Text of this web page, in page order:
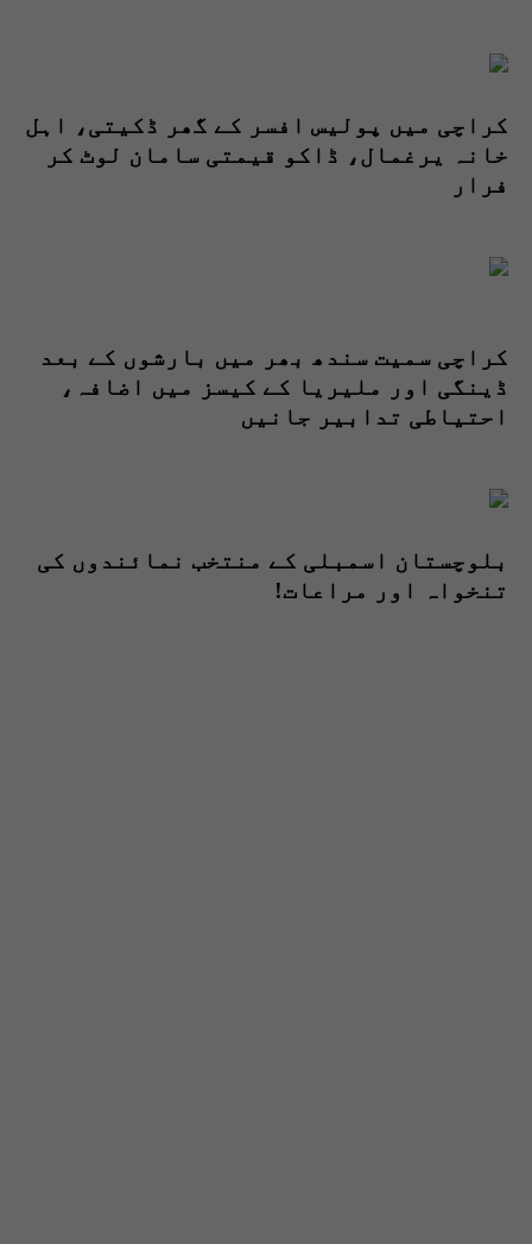
کراچی میں پولیس افسر کے گھر ڈکیتی، اہل
خانہ یرغمال، ڈاکو قیمتی سامان لوٹ کر
فرار
کراچی سمیت سندھ بھر میں بارشوں کے بعد
ڈینگی اور ملیریا کے کیسز میں اضافہ،
احتیاطی تدابیر جانیں
بلوچستان اسمبلی کے منتخب نمائندوں کی
تنخواہ اور مراعات!